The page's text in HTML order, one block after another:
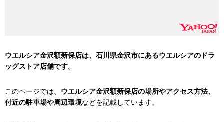
ウエルシア金沢額新保店は、石川県金沢市にあるウエルシアのドラ
ッグストア店舗です。
このページでは、 ウエルシア金沢額新保店の場所やアクセス方法、
付近の駐車場や周辺環境などを記載しています。